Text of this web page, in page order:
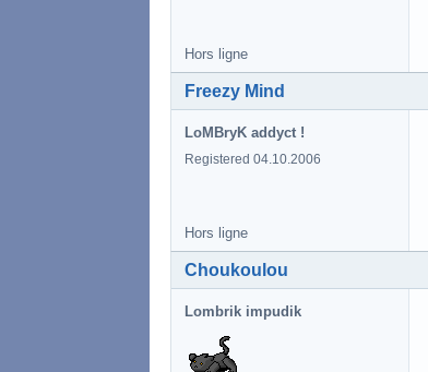
Hors ligne
Freezy Mind
LoMBryK addyct !
Registered 04.10.2006
Hors ligne
Choukoulou
Lombrik impudik